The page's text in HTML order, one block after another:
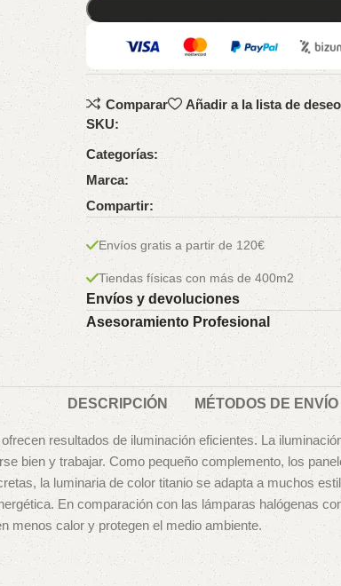
Comparar
Añadir a la lista de
SKU:
Categorías:
Marca:
Compartir:
Envíos gratis a partir de 120€
Tiendas físicas con más de 400m2
Envíos y devoluciones
Asesoramiento Profesional
DESCRIPCIÓN MÉTODOS DE ENVÍO
resultados de iluminación eficientes. La
bien y trabajar. Como pequeño complemento, los
la luminaria de color titanio se adapta a muchos
En comparación con las lámparas halógenas
menos calor y protegen el medio ambiente.